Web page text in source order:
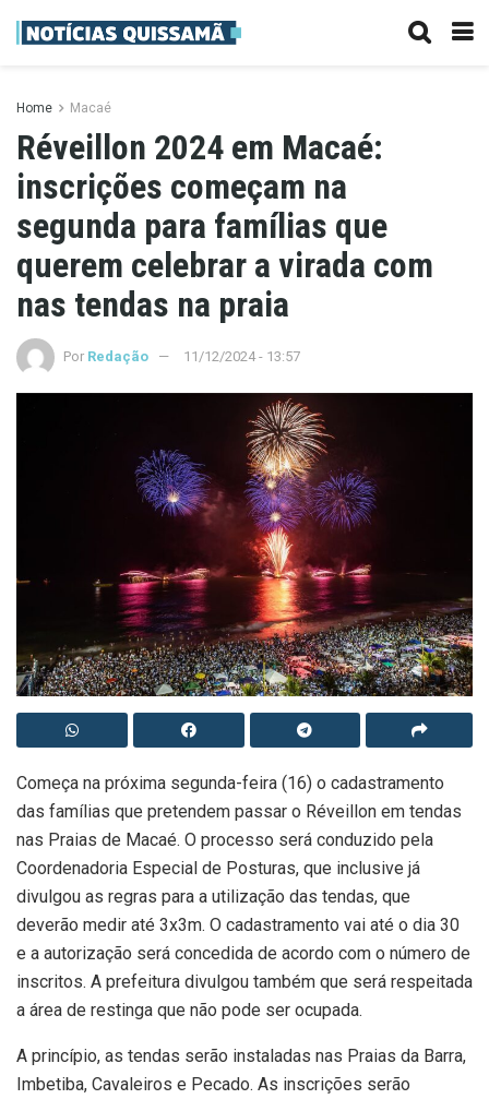
Home Macaé
Réveillon 2024 em Macaé:
inscrições começam na
segunda para famílias que
querem celebrar a virada com
nas tendas na praia
Por Redação 11/12/2024 - 13:57
Começa na próxima segunda-feira (16) o cadastramento
das famílias que pretendem passar o Réveillon em tendas
nas Praias de Macaé. O processo será conduzido pela
Coordenadoria Especial de Posturas, que inclusive já
divulgou as regras para a utilização das tendas, que
deverão medir até 3x3m. O cadastramento vai até o dia 30
e a autorização será concedida de acordo com o número de
inscritos. A prefeitura divulgou também que será respeitada
a área de restinga que não pode ser ocupada.
A princípio, as tendas serão instaladas nas Praias da Barra,
Imbetiba, Cavaleiros e Pecado. As inscrições serão